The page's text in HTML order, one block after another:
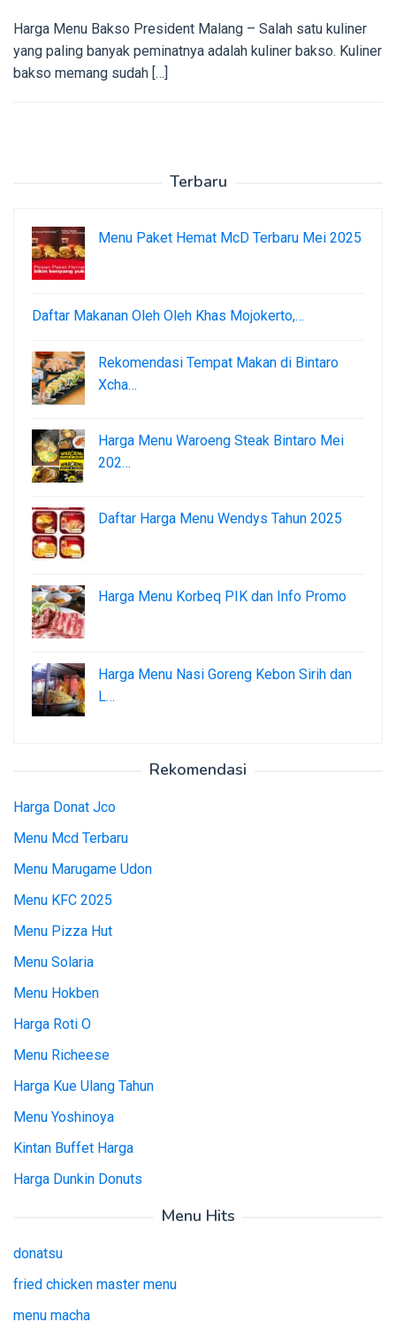
Harga Menu Bakso President Malang – Salah satu kuliner
yang paling banyak peminatnya adalah kuliner bakso. Kuliner
bakso memang sudah […]
Terbaru
Menu Paket Hemat McD Terbaru Mei 2025
Daftar Makanan Oleh Oleh Khas Mojokerto,…
Rekomendasi Tempat Makan di Bintaro
Xcha…
Harga Menu Waroeng Steak Bintaro Mei
202…
Daftar Harga Menu Wendys Tahun 2025
Harga Menu Korbeq PIK dan Info Promo
Harga Menu Nasi Goreng Kebon Sirih dan
L…
Rekomendasi
Harga Donat Jco
Menu Mcd Terbaru
Menu Marugame Udon
Menu KFC 2025
Menu Pizza Hut
Menu Solaria
Menu Hokben
Harga Roti O
Menu Richeese
Harga Kue Ulang Tahun
Menu Yoshinoya
Kintan Buffet Harga
Harga Dunkin Donuts
Menu Hits
donatsu
fried chicken master menu
menu macha